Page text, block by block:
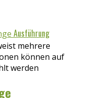
Ausführung
mehrere
können auf
werden